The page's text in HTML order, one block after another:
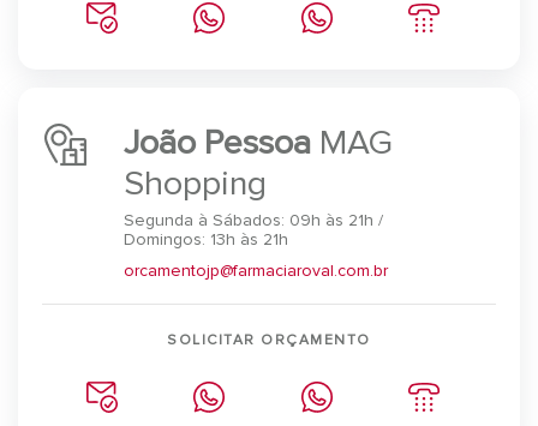
João Pessoa MAG
Shopping
Segunda à Sábados: 09h às 21h /
Domingos: 13h às 21h
orcamentojp@farmaciaroval.com.br
SOLICITAR ORÇAMENTO